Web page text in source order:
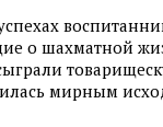
о шахматной
мирным